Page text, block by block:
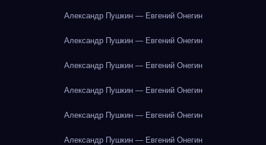
Александр Пушкин — Евгений Онегин
Александр Пушкин — Евгений Онегин
Александр Пушкин — Евгений Онегин
Александр Пушкин — Евгений Онегин
Александр Пушкин — Евгений Онегин
Александр Пушкин — Евгений Онегин